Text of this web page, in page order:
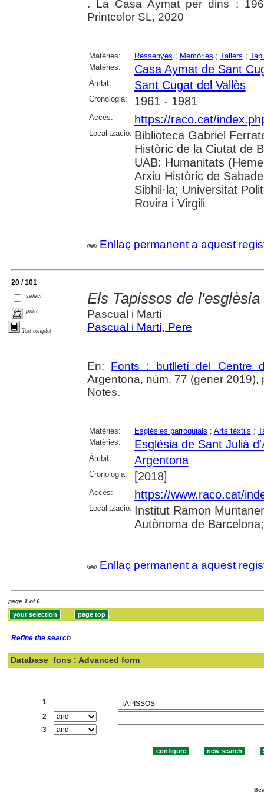
. La Casa Aymat per dins :
Printcolor SL, 2020
Matèries: Ressenyes ; Memòries ; Tallers ;
Matèries:
Casa Aymat de Sant
Àmbit: Sant Cugat del Vallès
Cronologia: 1961 - 1981
Accés: https://raco.cat/
Localització: Biblioteca Gabriel
Històric de la Ciutat de
UAB: Humanitats
Arxiu Històric de
Sibhil·la; Universitat
Rovira i Virgili
Enllaç permanent a aquest
20 / 101
select
print
Text complet
Els Tapissos de
Pascual i Martí
Pascual i Martí, Pere
En: Fonts : butlletí del Centre
Argentona, núm. 77 (gener 2019),
Notes.
Matèries: Esglésies parroquials ; Arts tèxtils ;
Matèries:
Església de Sant Julià
Àmbit: Argentona
Cronologia: [2018]
Accés: https://www.raco.cat/
Localització: Institut Ramon
Autònoma de
Enllaç permanent a aquest
page 1 of 6
Refine the search
Database fons : Advanced form
1
2
3